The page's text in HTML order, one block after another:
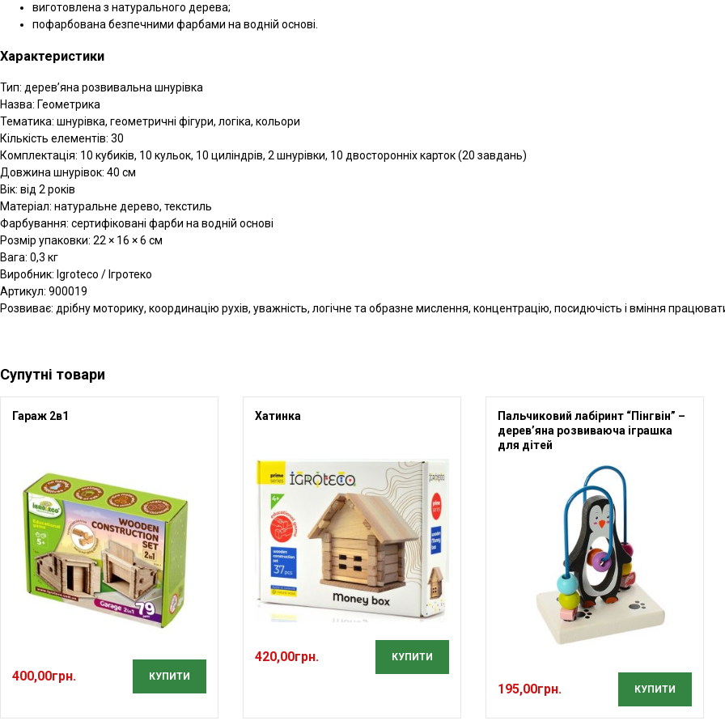
виготовлена з натурального дерева;
пофарбована безпечними фарбами на водній основі.
Характеристики
Тип: дерев’яна розвивальна шнурівка
Назва: Геометрика
Тематика: шнурівка, геометричні фігури, логіка, кольори
Кількість елементів: 30
Комплектація: 10 кубиків, 10 кульок, 10 циліндрів, 2 шнурівки, 10 двосторонніх карток (20 завдань)
Довжина шнурівок: 40 см
Вік: від 2 років
Матеріал: натуральне дерево, текстиль
Фарбування: сертифіковані фарби на водній основі
Розмір упаковки: 22 × 16 × 6 см
Вага: 0,3 кг
Виробник: Igroteco / Ігротеко
Артикул: 900019
Розвиває: дрібну моторику, координацію рухів, уважність, логічне та образне мислення, концентрацію, посидючість і вміння
Супутні товари
Гараж 2в1
400,00грн. КУПИТИ
Хатинка
420,00грн. КУПИТИ
Пальчиковий лабіринт “Пінгвін” –
дерев’яна розвиваюча іграшка
для дітей
195,00грн. КУПИТИ